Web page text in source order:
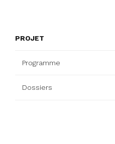
PROJET
Programme
Dossiers